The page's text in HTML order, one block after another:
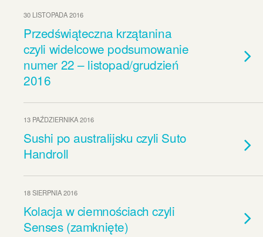
30 LISTOPADA 2016
Przedświąteczna krzątanina
czyli widelcowe podsumowanie
numer 22 – listopad/grudzień
2016
13 PAŹDZIERNIKA 2016
Sushi po australijsku czyli Suto
Handroll
18 SIERPNIA 2016
Kolacja w ciemnościach czyli
Senses (zamknięte)